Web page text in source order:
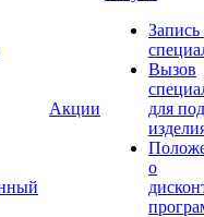
Акции
Запись
Вызов
для
о